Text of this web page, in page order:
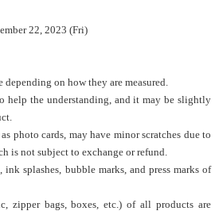
22, 2023 (Fri)
on how they are measured.
help the understanding, and it may be slightly
photo cards, may have minor scratches due to
is not subject to exchange or refund.
ink splashes, bubble marks, and press marks of
zipper bags, boxes, etc.) of all products are